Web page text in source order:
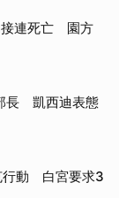
接連死亡 園方
長 凱西迪表態
行動 白宮要求3